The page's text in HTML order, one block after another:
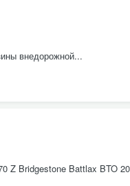
внедорожной...
Z Bridgestone Battlax BTO